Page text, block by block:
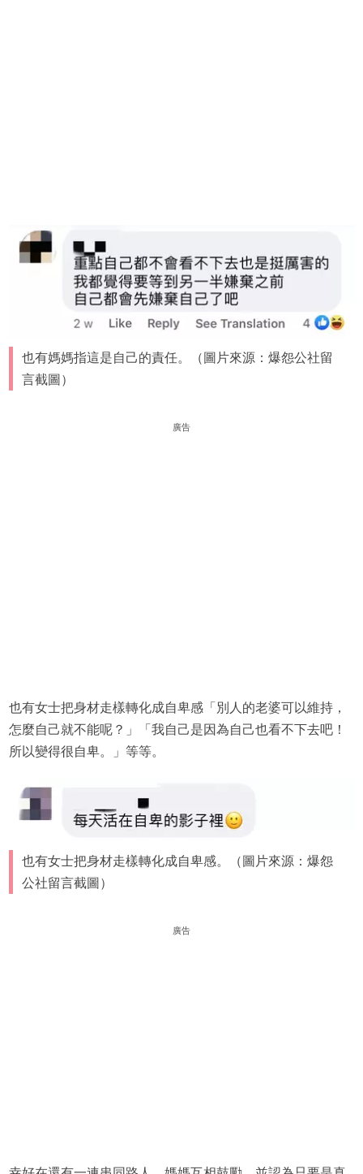
也有媽媽指這是自己的責任。（圖片來源：爆怨公社留
言截圖）
廣告
也有女士把身材走樣轉化成自卑感「別人的老婆可以維持，
怎麼自己就不能呢？」「我自己是因為自己也看不下去吧！
所以變得很自卑。」等等。
也有女士把身材走樣轉化成自卑感。（圖片來源：爆怨
公社留言截圖）
廣告